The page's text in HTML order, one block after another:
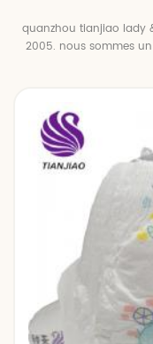
quanzhou tianjiao lady
2005. nous sommes